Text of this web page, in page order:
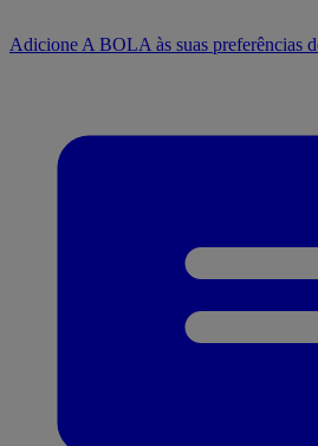
Adicione A BOLA às suas preferências